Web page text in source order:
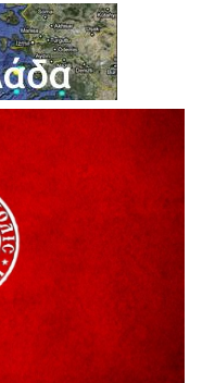
Μονάδων (από
Αλληλεγγύης και
Γραφείο
του Αστυνομικού
Λουπέν γυρίζει την
όλη την
εσύ!
LIVE στα